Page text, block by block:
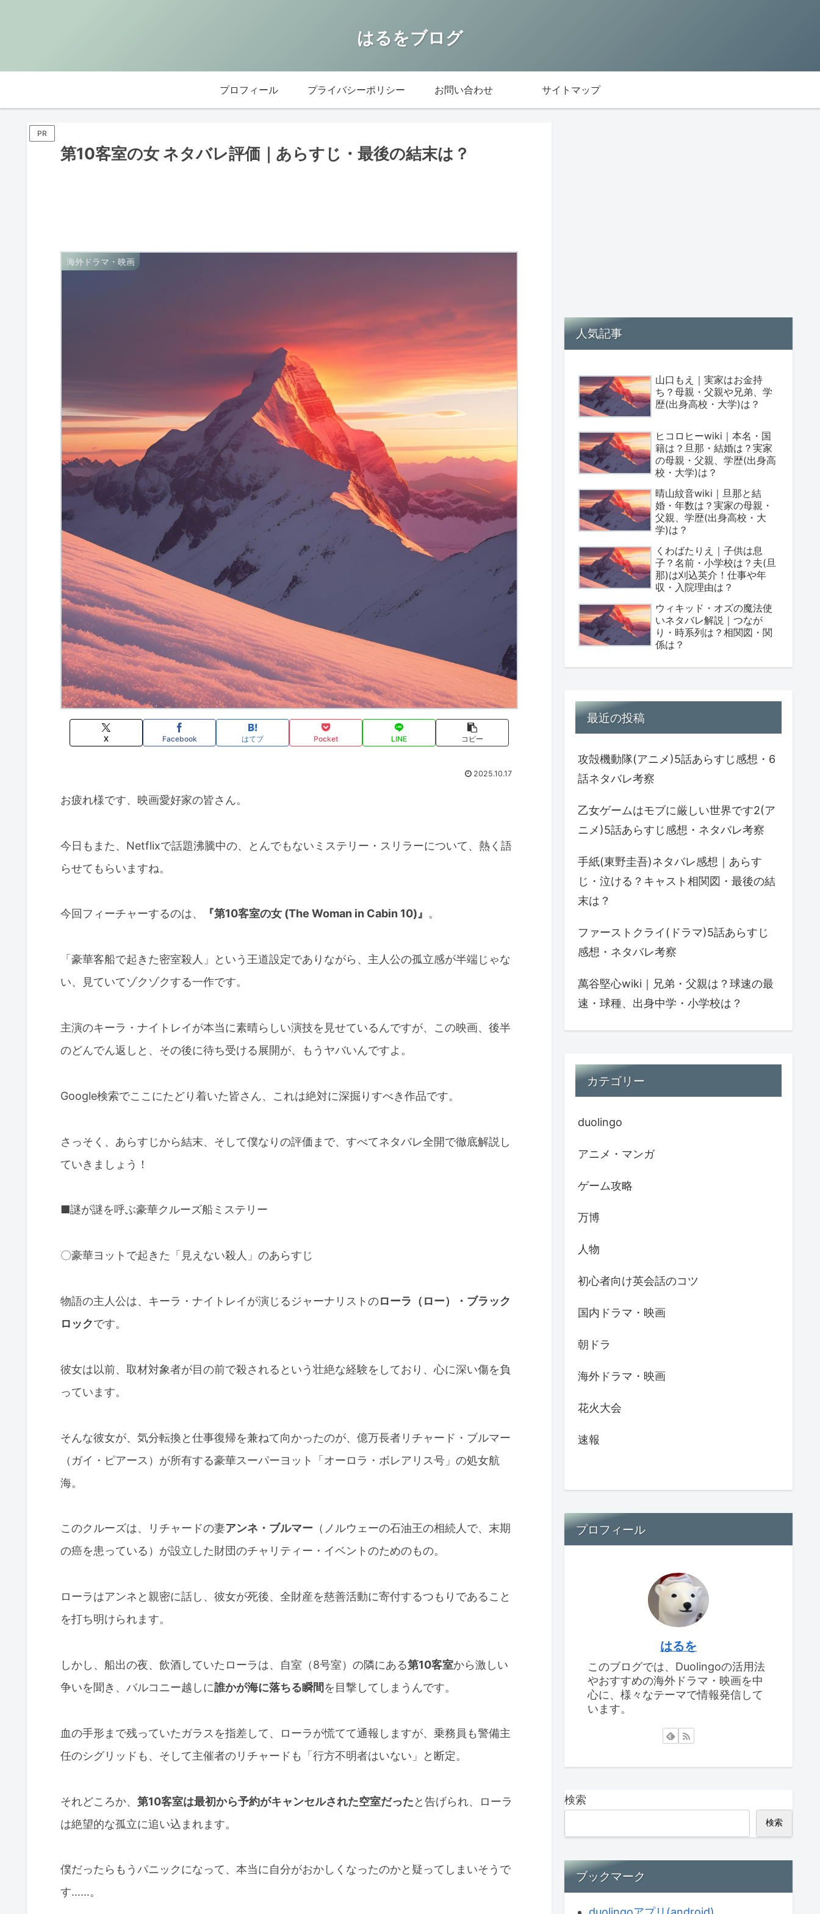
はるをブログ
プロフィール プライバシーポリシー お問い合わせ サイトマップ
PR
第10客室の女 ネタバレ評価｜あらすじ・最後の結末は？
海外ドラマ・映画
X Facebook はてブ Pocket LINE コピー
2025.10.17
お疲れ様です、映画愛好家の皆さん。
今日もまた、Netflixで話題沸騰中の、とんでもないミステリー・スリラーについて、熱く語
らせてもらいますね。
今回フィーチャーするのは、 『第10客室の女 (The Woman in Cabin 10)』 。
「豪華客船で起きた密室殺人」という王道設定でありながら、主人公の孤立感が半端じゃな
い、見ていてゾクゾクする一作です。
主演のキーラ・ナイトレイが本当に素晴らしい演技を見せているんですが、この映画、後半
のどんでん返しと、その後に待ち受ける展開が、もうヤバいんですよ。
Google検索でここにたどり着いた皆さん、これは絶対に深掘りすべき作品です。
さっそく、あらすじから結末、そして僕なりの評価まで、すべてネタバレ全開で徹底解説し
ていきましょう！
■謎が謎を呼ぶ豪華クルーズ船ミステリー
〇豪華ヨットで起きた「見えない殺人」のあらすじ
物語の主人公は、キーラ・ナイトレイが演じるジャーナリストのローラ（ロー）・ブラック
ロックです。
彼女は以前、取材対象者が目の前で殺されるという壮絶な経験をしており、心に深い傷を負
っています。
そんな彼女が、気分転換と仕事復帰を兼ねて向かったのが、億万長者リチャード・ブルマー
（ガイ・ピアース）が所有する豪華スーパーヨット「オーロラ・ボレアリス号」の処女航
海。
このクルーズは、リチャードの妻アンネ・ブルマー （ノルウェーの石油王の相続人で、末期
の癌を患っている）が設立した財団のチャリティー・イベントのためのもの。
ローラはアンネと親密に話し、彼女が死後、全財産を慈善活動に寄付するつもりであること
を打ち明けられます。
しかし、船出の夜、飲酒していたローラは、自室（8号室）の隣にある第10客室から激しい
争いを聞き、バルコニー越しに誰かが海に落ちる瞬間を目撃してしまうんです。
血の手形まで残っていたガラスを指差して、ローラが慌てて通報しますが、乗務員も警備主
任のシグリッドも、そして主催者のリチャードも「行方不明者はいない」と断定。
それどころか、 第10客室は最初から予約がキャンセルされた空室だったと告げられ、ローラ
は絶望的な孤立に追い込まれます。
僕だったらもうパニックになって、本当に自分がおかしくなったのかと疑ってしまいそうで
す……。
人気記事
山口もえ｜実家はお金持
ち？母親・父親や兄弟、学
歴(出身高校・大学)は？
ヒコロヒーwiki｜本名・国
籍は？旦那・結婚は？実家
の母親・父親、学歴(出身高
校・大学)は？
晴山紋音wiki｜旦那と結
婚・年数は？実家の母親・
父親、学歴(出身高校・大
学)は？
くわばたりえ｜子供は息
子？名前・小学校は？夫(旦
那)は刈込英介！仕事や年
収・入院理由は？
ウィキッド・オズの魔法使
いネタバレ解説｜つなが
り・時系列は？相関図・関
係は？
最近の投稿
攻殻機動隊(アニメ)5話あらすじ感想・6
話ネタバレ考察
乙女ゲームはモブに厳しい世界です2(ア
ニメ)5話あらすじ感想・ネタバレ考察
手紙(東野圭吾)ネタバレ感想｜あらす
じ・泣ける？キャスト相関図・最後の結
末は？
ファーストクライ(ドラマ)5話あらすじ
感想・ネタバレ考察
萬谷堅心wiki｜兄弟・父親は？球速の最
速・球種、出身中学・小学校は？
カテゴリー
duolingo
アニメ・マンガ
ゲーム攻略
万博
人物
初心者向け英会話のコツ
国内ドラマ・映画
朝ドラ
海外ドラマ・映画
花火大会
速報
プロフィール
はるを
このブログでは、Duolingoの活用法
やおすすめの海外ドラマ・映画を中
心に、様々なテーマで情報発信して
います。
検索
検索
ブックマーク